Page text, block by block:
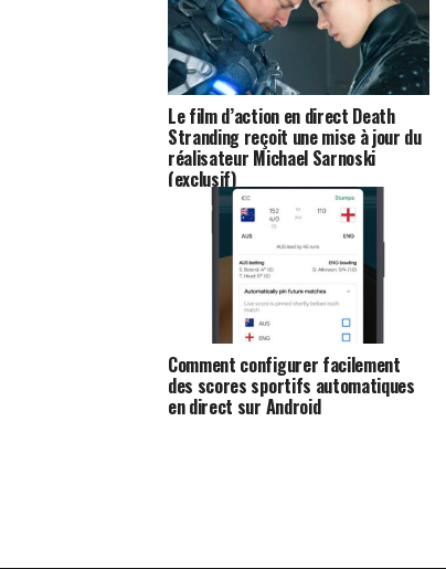
Le film d’action en direct Death
Stranding reçoit une mise à jour du
réalisateur Michael Sarnoski
(exclusif)
Comment configurer facilement
des scores sportifs automatiques
en direct sur Android